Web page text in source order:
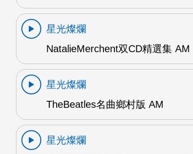
星光燦爛
NatalieMerchent双CD精選集 AM
星光燦爛
TheBeatles名曲鄉村版 AM
星光燦爛